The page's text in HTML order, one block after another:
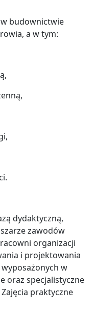
budownictwie
a w tym:
dydaktyczną,
zawodów
organizacji
i projektowania
w
oraz specjalistyczne
praktyczne